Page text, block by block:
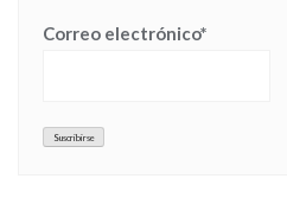
Correo electrónico*